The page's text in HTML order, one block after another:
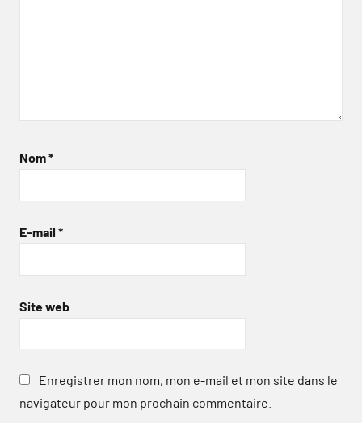
Nom*
E-mail *
Site web
Enregistrer mon nom, mon e-mail et mon site dans le
navigateur pour mon prochain commentaire.